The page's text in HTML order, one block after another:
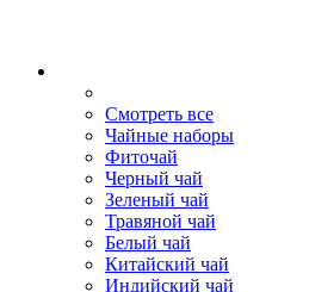
Смотреть все
Чайные наборы
Фиточай
Черный чай
Зеленый чай
Травяной чай
Белый чай
Китайский чай
Индийский чай